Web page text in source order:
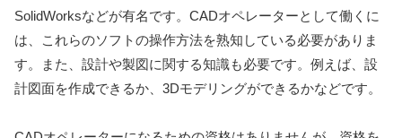
SolidWorksなどが有名です。CADオペレーターとして働くに
は、これらのソフトの操作方法を熟知している必要がありま
す。また、設計や製図に関する知識も必要です。例えば、設
計図面を作成できるか、3Dモデリングができるかなどです。